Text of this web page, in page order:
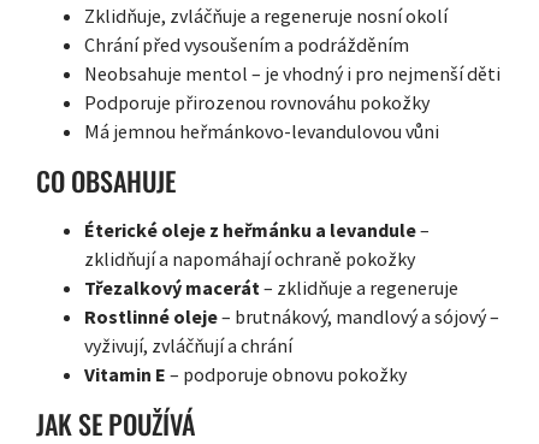
Zklidňuje, zvláčňuje a regeneruje nosní okolí
Chrání před vysoušením a podrážděním
Neobsahuje mentol – je vhodný i pro nejmenší děti
Podporuje přirozenou rovnováhu pokožky
Má jemnou heřmánkovo-levandulovou vůni
CO OBSAHUJE
Éterické oleje z heřmánku a levandule–
zklidňují a napomáhají ochraně pokožky
Třezalkový macerát – zklidňuje a regeneruje
Rostlinné oleje– brutnákový, mandlový a sójový –
vyživují, zvláčňují a chrání
Vitamin E – podporuje obnovu pokožky
JAK SE POUŽÍVÁ